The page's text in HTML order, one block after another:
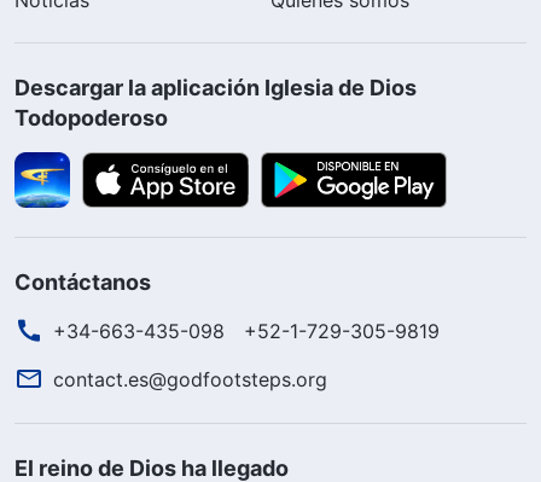
Descargar la aplicación Iglesia de Dios
Todopoderoso
Contáctanos
+34-663-435-098
+52-1-729-305-9819
contact.es@godfootsteps.org
El reino de Dios ha llegado